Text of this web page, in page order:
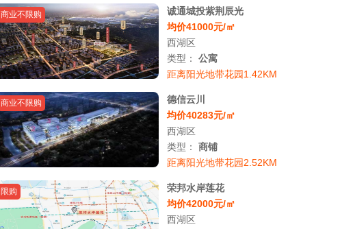
商业不限购
诚通城投紫荆辰光
均价41000元/㎡
西湖区
类型： 公寓
距离阳光地带花园1.42KM
商业不限购
德信云川
均价40283元/㎡
西湖区
类型： 商铺
距离阳光地带花园2.52KM
限购
荣邦水岸莲花
均价42000元/㎡
西湖区